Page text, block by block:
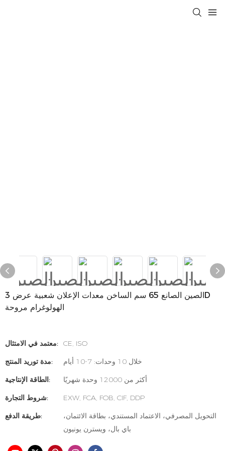
الصين الصانع 65 سم الساخن معدات الإعلان شعبية عرض 3D
الهولوغرام مروحة
معتمد في الامتثال: CE, ISO
مدة توريد المنتج:
خلال 10 وحدات: 7-10 أيام
الطاقة الإنتاجية:
أكثر من 12000 وحدة شهريًا
شروط التجارة:
EXW, FCA, FOB, CIF, DDP
طريقة الدفع:
التحويل المصرفي، الاعتماد المستندي، بطاقة الائتمان،
باي بال، ويسترن يونيون